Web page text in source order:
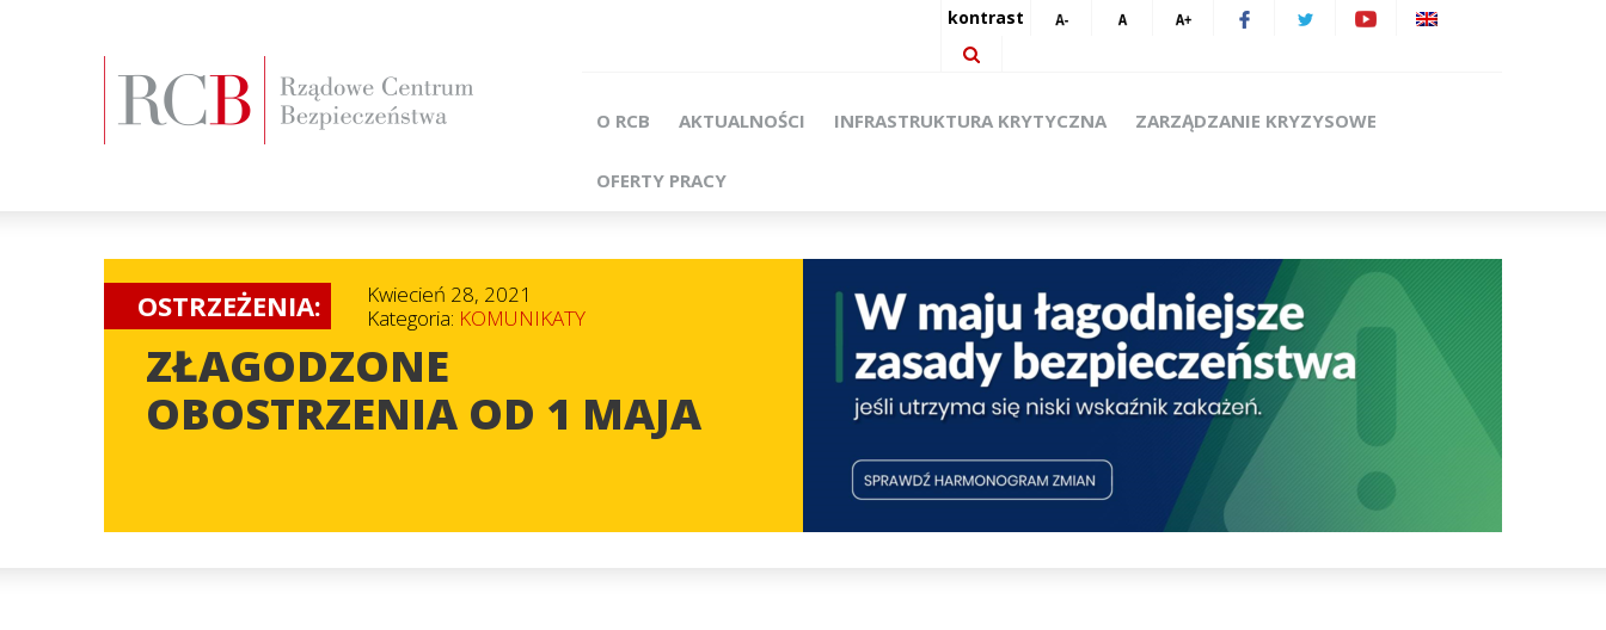
kontrast
O RCB AKTUALNOŚCI INFRASTRUKTURA KRYTYCZNA ZARZĄDZANIE KRYZYSOWE
OFERTY PRACY
OSTRZEŻENIA:
Kwiecień 28, 2021
Kategoria: KOMUNIKATY
ZŁAGODZONE
OBOSTRZENIA OD 1 MAJA